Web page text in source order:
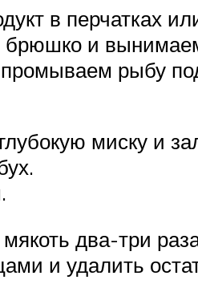
в перчатках
брюшко и
промываем рыбу
миску и
два-три
и удалить